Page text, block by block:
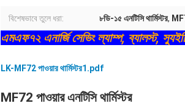
বিশেষভাবে তুলে ধরা: ৮ডি-১৫ এনটিসি থার্মিস্টর,
এমএফ৭২ এনার্জি সেভিং ল্যাম্প, ব্যালস্ট,
LK-MF72 পাওয়ার থার্মিস্টর1.pdf
MF72 পাওয়ার এনটিসি থার্মিস্টর